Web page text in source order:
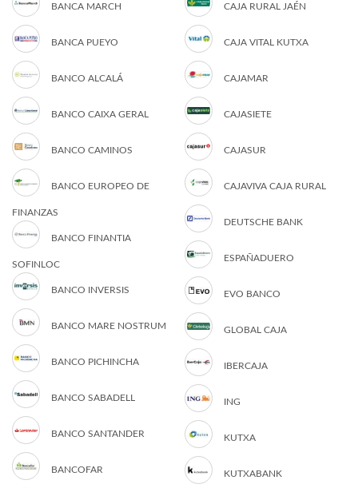
BANCA MARCH
BANCA PUEYO
BANCO ALCALÁ
BANCO CAIXA GERAL
BANCO CAMINOS
BANCO EUROPEO DE
FINANZAS
BANCO FINANTIA
SOFINLOC
BANCO INVERSIS
BANCO MARE NOSTRUM
BANCO PICHINCHA
BANCO SABADELL
BANCO SANTANDER
BANCOFAR
CAJA RURAL JAÉN
CAJA VITAL KUTXA
CAJAMAR
CAJASIETE
CAJASUR
CAJAVIVA CAJA RURAL
DEUTSCHE BANK
ESPAÑADUERO
EVO BANCO
GLOBAL CAJA
IBERCAJA
ING
KUTXA
KUTXABANK